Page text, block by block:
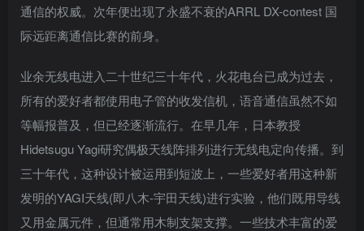
通信的权威。次年便出现了永盛不衰的ARRL DX-contest 国
际远距离通信比赛的前身。
业余无线电进入二十世纪三十年代，火花电台已成为过去，
所有的爱好者都使用电子管的收发信机，语音通信虽然不如
等幅报普及，但已经逐渐流行。在早几年，日本教授
Hidetsugu Yagi研究偶极天线阵排列进行无线电定向传播。到
三十年代，这种设计被运用到短波上，一些爱好者用这种新
发明的YAGI天线(即八木-宇田天线)进行实验，他们既用导线
又用金属元件，但通常用木制支架支撑。一些技术丰富的爱